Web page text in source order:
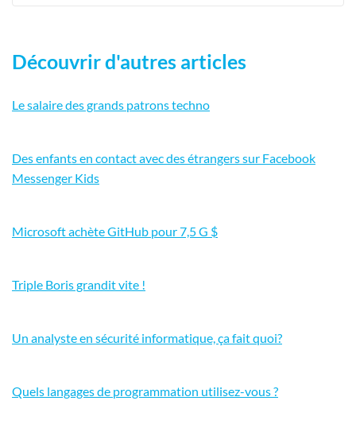
Découvrir d'autres articles
Le salaire des grands patrons techno
Des enfants en contact avec des étrangers sur Facebook
Messenger Kids
Microsoft achète GitHub pour 7,5 G $
Triple Boris grandit vite !
Un analyste en sécurité informatique, ça fait quoi?
Quels langages de programmation utilisez-vous ?